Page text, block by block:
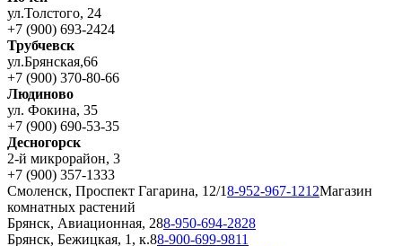
ул.Толстого, 24
+7 (900) 693-2424
Трубчевск
ул.Брянская,66
+7 (900) 370-80-66
Людиново
ул. Фокина, 35
+7 (900) 690-53-35
Десногорск
2-й микрорайон, 3
+7 (900) 357-1333
Смоленск, Проспект Гагарина, 12/18-952-967-1212Магазин
комнатных растений
Брянск, Авиационная, 288-950-694-2828
Брянск, Бежицкая, 1, к.88-900-699-9811